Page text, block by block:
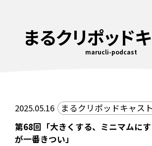
まるクリポッド
marucli-podcast
2025.05.16
まるクリポッドキャスト
第68回「大きくする、ミニマムに
が一番きつい」